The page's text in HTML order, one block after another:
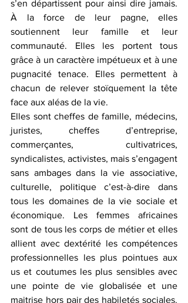
s’en départissent pour ainsi dire jamais.
À la force de leur pagne, elles
soutiennent leur famille et leur
communauté. Elles les portent tous
grâce à un caractère impétueux et à une
pugnacité tenace. Elles permettent à
chacun de relever stoïquement la tête
face aux aléas de la vie.
Elles sont cheffes de famille, médecins,
juristes, cheffes d’entreprise,
commerçantes, cultivatrices,
syndicalistes, activistes, mais s’engagent
sans ambages dans la vie associative,
culturelle, politique c’est-à-dire dans
tous les domaines de la vie sociale et
économique. Les femmes africaines
sont de tous les corps de métier et elles
allient avec dextérité les compétences
professionnelles les plus pointues aux
us et coutumes les plus sensibles avec
une pointe de vie globalisée et une
maitrise hors pair des habiletés sociales.